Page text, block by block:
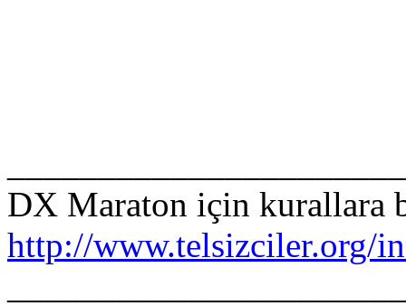
DX Maraton için kurallara
http://www.telsizciler.org/